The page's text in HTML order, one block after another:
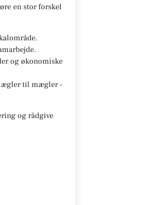
en stor forskel
og økonomiske
til mægler -
og rådgive